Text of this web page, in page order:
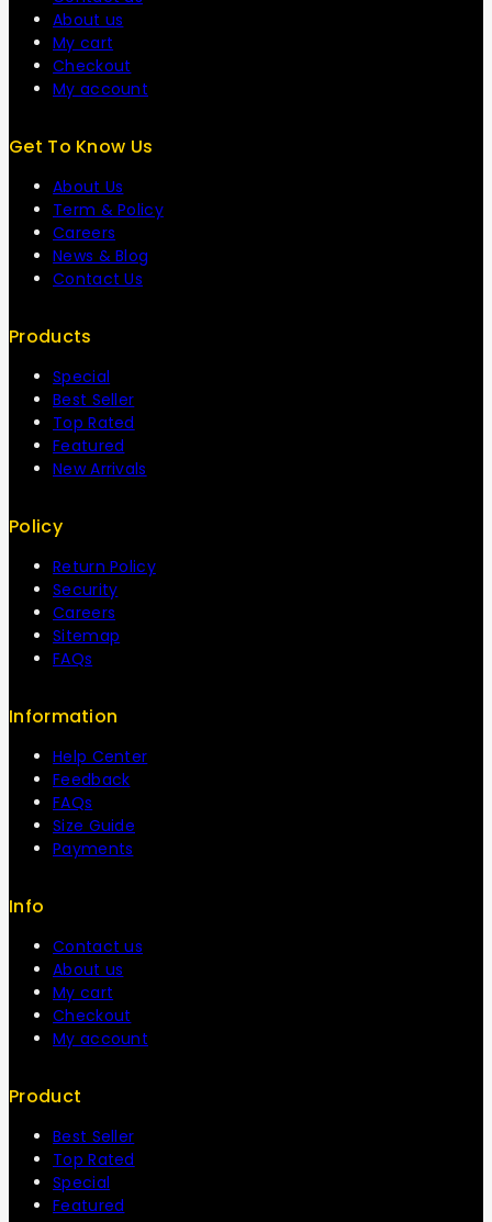
About us
My cart
Checkout
My account
Get To Know Us
About Us
Term & Policy
Careers
News & Blog
Contact Us
Products
Special
Best Seller
Top Rated
Featured
New Arrivals
Policy
Return Policy
Security
Careers
Sitemap
FAQs
Information
Help Center
Feedback
FAQs
Size Guide
Payments
Info
Contact us
About us
My cart
Checkout
My account
Product
Best Seller
Top Rated
Special
Featured